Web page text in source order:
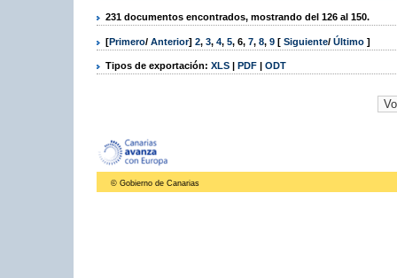
231 documentos encontrados, mostrando del 126 al 150.
[Primero/ Anterior] 2, 3, 4, 5, 6, 7, 8, 9 [ Siguiente/ Último ]
Tipos de exportación: XLS | PDF | ODT
© Gobierno de Canarias